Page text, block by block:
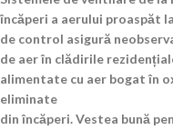
încăperi a aerului proaspăt
de control asigură
de aer în clădirile
alimentate cu aer bogat în
eliminate
din încăperi. Vestea bună